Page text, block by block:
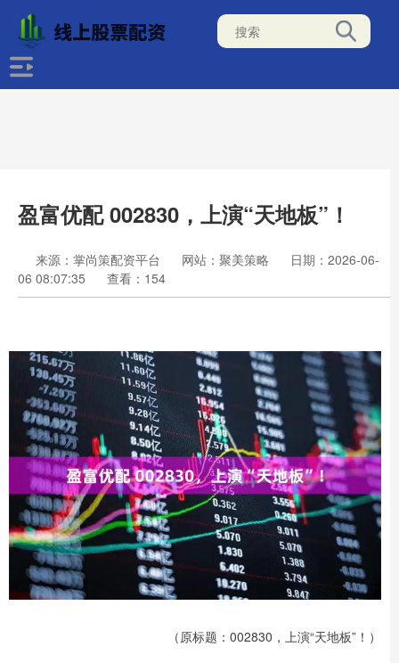
盈富优配 002830，上演“天地板”！
来源：掌尚策配资平台 网站：聚美策略
日期：2026-06-
06 08:07:35
查看：154
（原标题：002830，上演“天地板”！）